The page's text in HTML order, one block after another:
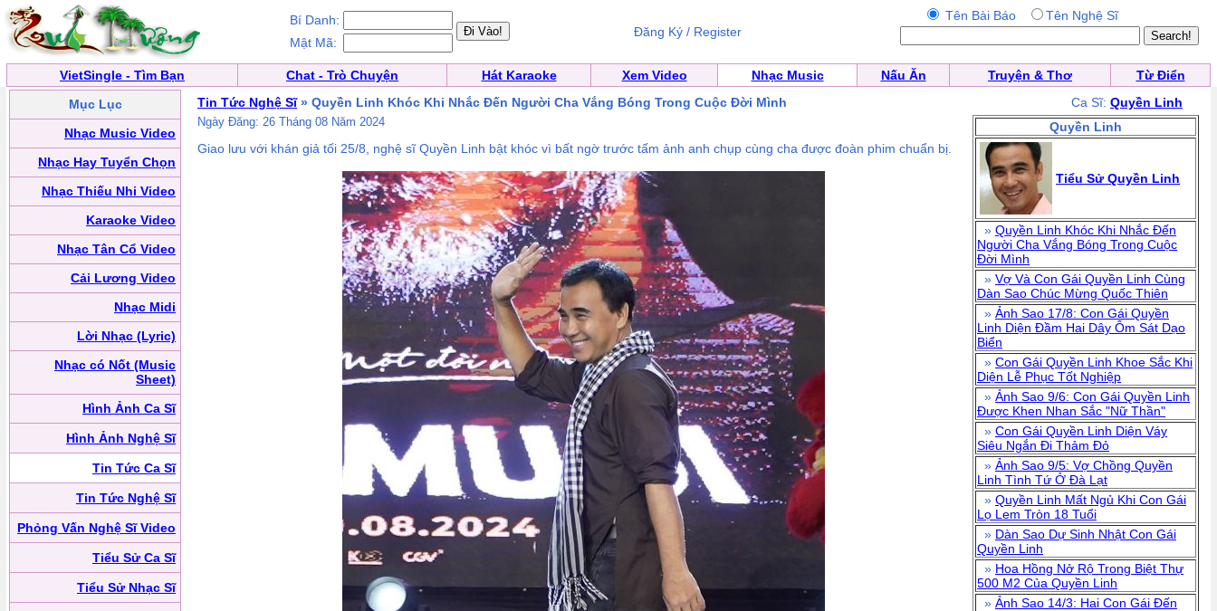
Bí Danh:
Mật Mã:
Đăng Ký / Register
Tên Bài Báo Tên Nghệ Sĩ
VietSingle - Tìm Bạn Chat - Trò Chuyện Hát Karaoke Xem Video Nhạc Music Nấu Ăn Truyện & Thơ
Từ Điển
Mục Lục
Nhạc Music Video
Nhạc Hay Tuyển Chọn
Nhạc Thiếu Nhi Video
Karaoke Video
Nhạc Tân Cổ Video
Cải Lương Video
Nhạc Midi
Lời Nhạc (Lyric)
Nhạc có Nốt (Music
Sheet)
Hình Ảnh Ca Sĩ
Hình Ảnh Nghệ Sĩ
Tin Tức Ca Sĩ
Tin Tức Nghệ Sĩ
Phỏng Vấn Nghệ Sĩ Video
Tiểu Sử Ca Sĩ
Tiểu Sử Nhạc Sĩ
Tin Tức Nghệ Sĩ» Quyền Linh Khóc Khi Nhắc Đến Người Cha Vắng Bóng Trong Cuộc Đời Mình Ca Sĩ: Quyền Linh
Ngày Đăng: 26 Tháng 08 Năm 2024
Giao lưu với khán giả tối 25/8, nghệ sĩ Quyền Linh bật khóc vì bất ngờ trước tấm ảnh anh chụp cùng cha được đoàn phim chuẩn bị.
Quyền Linh
Tiểu Sử Quyền Linh
» Quyền Linh Khóc Khi Nhắc Đến
Người Cha Vắng Bóng Trong Cuộc
Đời Mình
» Vợ Và Con Gái Quyền Linh Cùng
Dàn Sao Chúc Mừng Quốc Thiên
» Ảnh Sao 17/8: Con Gái Quyền
Linh Diện Đầm Hai Dây Ôm Sát Dạo
Biển
» Con Gái Quyền Linh Khoe Sắc Khi
Diện Lễ Phục Tốt Nghiệp
» Ảnh Sao 9/6: Con Gái Quyền Linh
Được Khen Nhan Sắc "Nữ Thần"
» Con Gái Quyền Linh Diện Váy
Siêu Ngắn Đi Thảm Đỏ
» Ảnh Sao 9/5: Vợ Chồng Quyền
Linh Tình Tứ Ở Đà Lạt
» Quyền Linh Mất Ngủ Khi Con Gái
Lọ Lem Tròn 18 Tuổi
» Dàn Sao Dự Sinh Nhật Con Gái
Quyền Linh
» Hoa Hồng Nở Rộ Trong Biệt Thự
500 M2 Của Quyền Linh
» Ảnh Sao 14/3: Hai Con Gái Đến